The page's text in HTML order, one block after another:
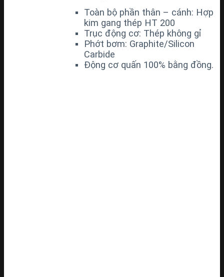
Toàn bộ phần thân – cánh: Hợp
kim gang thép HT 200
Trục động cơ: Thép không gỉ
Phớt bơm: Graphite/Silicon
Carbide
Động cơ quấn 100% bằng đồng.